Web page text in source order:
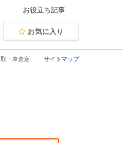
お役立ち記事
お気に入り
サイトマップ
・車査定